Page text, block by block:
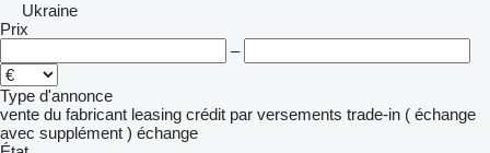
Ukraine
Prix
–
Type d'annonce
vente du fabricant leasing crédit par versements trade-in ( échange
avec supplément ) échange